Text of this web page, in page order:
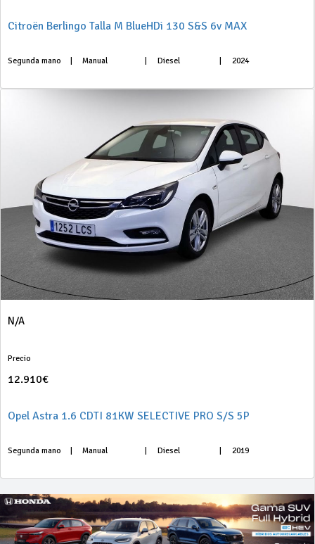
Citroën Berlingo Talla M BlueHDi 130 S&S 6v MAX
Segunda mano Manual Diesel 2024
N/A
Precio
12.910€
Opel Astra 1.6 CDTI 81KW SELECTIVE PRO S/S 5P
Segunda mano Manual Diesel 2019